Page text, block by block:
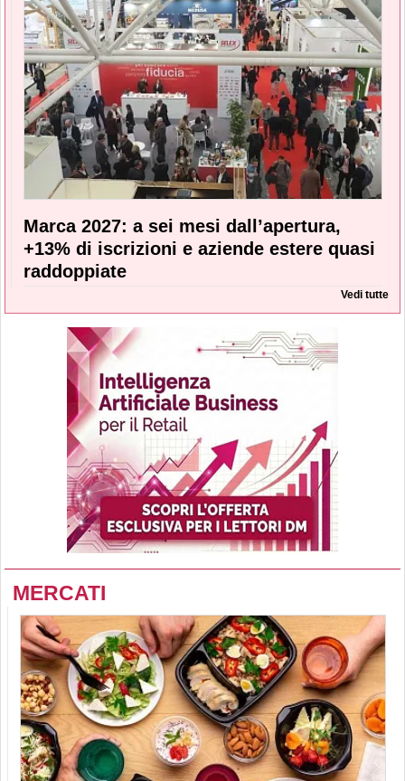
Marca 2027: a sei mesi dall’apertura,
+13% di iscrizioni e aziende estere quasi
raddoppiate
Vedi tutte
MERCATI